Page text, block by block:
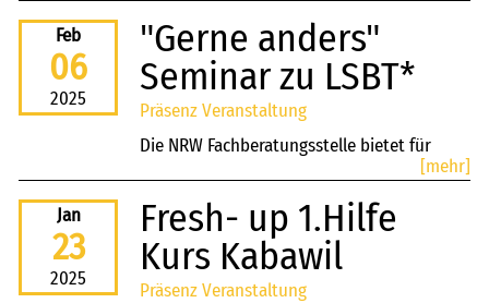
Feb
06
2025
"Gerne anders"
Seminar zu LSBT*
Präsenz Veranstaltung
Die NRW Fachberatungsstelle bietet für
unsere outbacker*innen und alle die es
interessiert eine Fachberatung zu
Jugendhilfe und LSBT* an.
[mehr]
Jan
23
2025
Fresh- up 1.Hilfe
Kurs Kabawil
Präsenz Veranstaltung